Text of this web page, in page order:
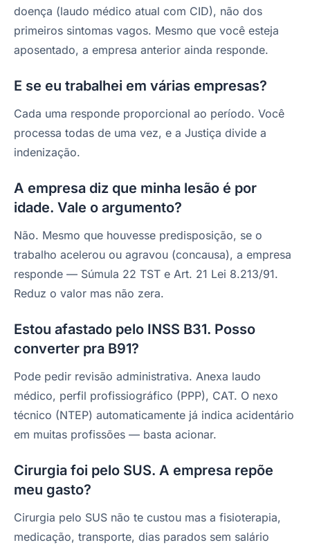
doença (laudo médico atual com CID), não dos
primeiros sintomas vagos. Mesmo que você esteja
aposentado, a empresa anterior ainda responde.
E se eu trabalhei em várias empresas?
Cada uma responde proporcional ao período. Você
processa todas de uma vez, e a Justiça divide a
indenização.
A empresa diz que minha lesão é por
idade. Vale o argumento?
Não. Mesmo que houvesse predisposição, se o
trabalho acelerou ou agravou (concausa), a empresa
responde — Súmula 22 TST e Art. 21 Lei 8.213/91.
Reduz o valor mas não zera.
Estou afastado pelo INSS B31. Posso
converter pra B91?
Pode pedir revisão administrativa. Anexa laudo
médico, perfil profissiográfico (PPP), CAT. O nexo
técnico (NTEP) automaticamente já indica acidentário
em muitas profissões — basta acionar.
Cirurgia foi pelo SUS. A empresa repõe
meu gasto?
Cirurgia pelo SUS não te custou mas a fisioterapia,
medicação, transporte, dias parados sem salário